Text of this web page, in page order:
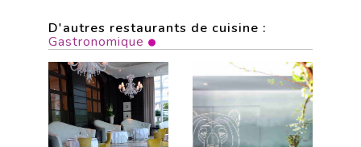
D'autres restaurants de cuisine :
Gastronomique